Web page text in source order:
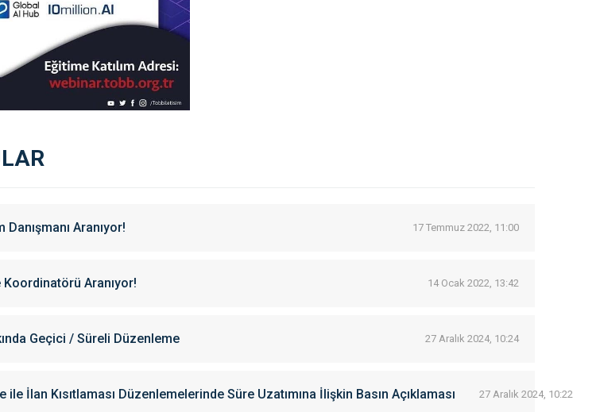
Aranıyor! 17 Temmuz 2022, 11:00
Aranıyor! 14 Ocak 2022, 13:42
Geçici / Süreli Düzenleme 27 Aralık 2024, 10:24
ile İlan Kısıtlaması Düzenlemelerinde Süre Uzatımına İlişkin Basın Açıklaması 27 Aralık 2024, 10:22